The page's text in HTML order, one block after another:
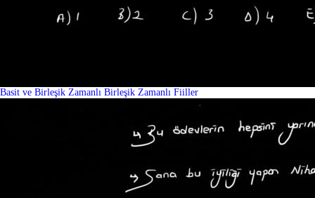
Basit ve Birleşik Zamanlı Birleşik Zamanlı Fiiller